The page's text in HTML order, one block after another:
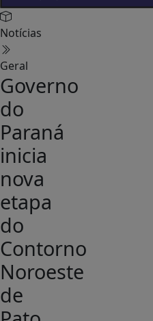
Notícias
Geral
Governo
do
Paraná
inicia
nova
etapa
do
Contorno
Noroeste
de